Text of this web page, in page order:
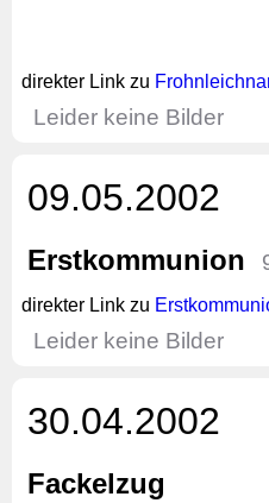
direkter Link zu
Leider keine Bilder
09.05.2002
Erstkommunion
direkter Link zu
Leider keine Bilder
30.04.2002
Fackelzug